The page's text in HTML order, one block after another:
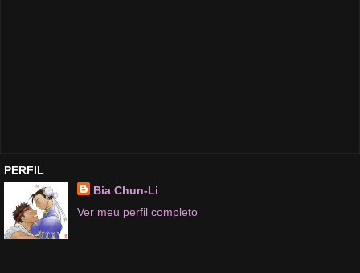
PERFIL
Bia Chun-Li
Ver meu perfil completo